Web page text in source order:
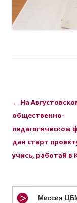
Навигация по
← На
общественно-
педагогическом
дан старт
учись, работай в
Миссия